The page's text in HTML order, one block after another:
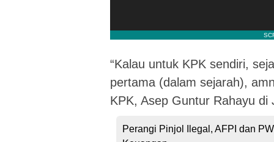
“Kalau untuk KPK sendiri,
pertama (dalam sejarah),
KPK, Asep Guntur Rahayu
Perangi Pinjol Ilegal, AFPI dan